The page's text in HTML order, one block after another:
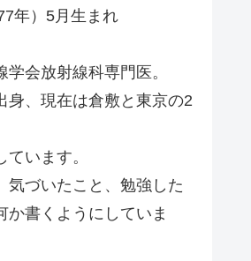
年）5月生まれ
学会放射線科専門医。
身、現在は倉敷と東京の2
います。
気づいたこと、勉強した
か書くようにしていま